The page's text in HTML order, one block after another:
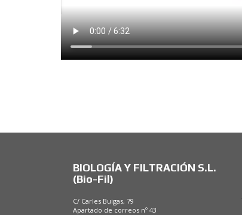
BIOLOGÍA Y FILTRACIÓN S.L.
(Bio-Fil)
C/ Carles Buigas, 79
Apartado de correos nº 43